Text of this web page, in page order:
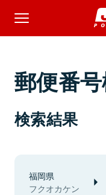
郵便番
検索結果
福岡県
フクオカケン